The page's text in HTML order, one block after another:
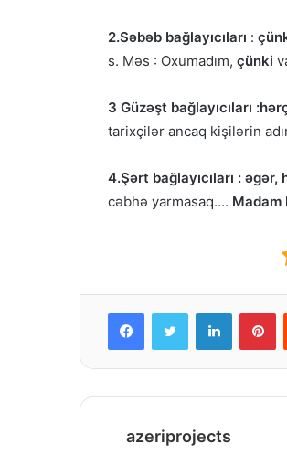
2.Səbəb bağlayıcıları :
s. Məs : Oxumadım, çünki
3 Güzəşt bağlayıcıları
tarixçilər ancaq kişilərin
4.Şərt bağlayıcıları : əgər,
cəbhə yarmasaq…. Madam
FacebookTwitter LinkedIn
azeriprojects